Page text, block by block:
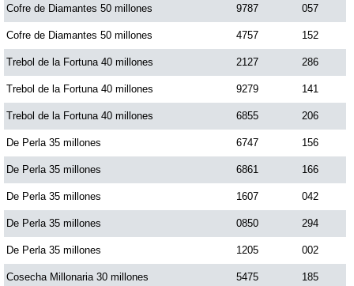
Cofre de Diamantes 50 millones 9787 057
Cofre de Diamantes 50 millones 4757 152
Trebol de la Fortuna 40 millones 2127 286
Trebol de la Fortuna 40 millones 9279 141
Trebol de la Fortuna 40 millones 6855 206
De Perla 35 millones 6747 156
De Perla 35 millones 6861 166
De Perla 35 millones 1607 042
De Perla 35 millones 0850 294
De Perla 35 millones 1205 002
Cosecha Millonaria 30 millones 5475 185